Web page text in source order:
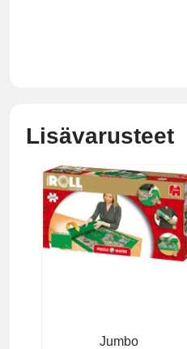
Lisävarusteet
Jumbo